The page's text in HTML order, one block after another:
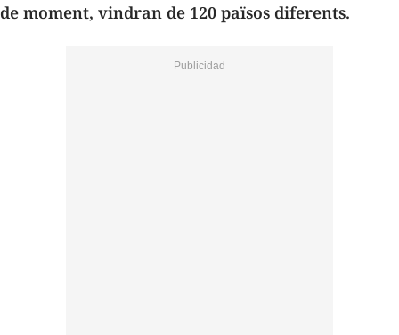
de moment, vindran de 120 països diferents.